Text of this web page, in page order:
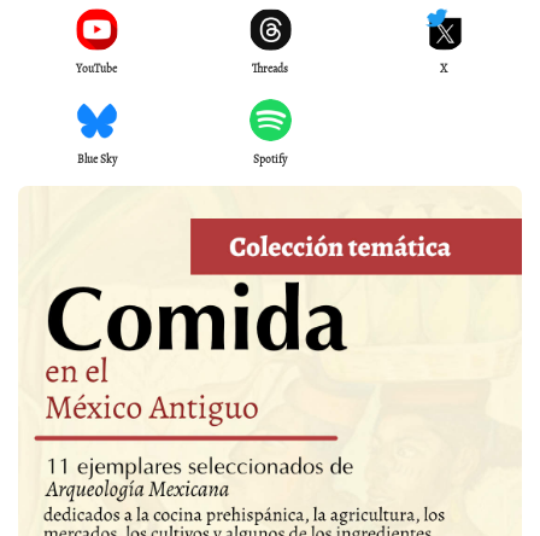
YouTube Threads X
Blue Sky Spotify